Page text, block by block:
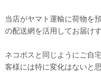
当店がヤマト運輸に荷物を
の配送網を活用してお届け
ネコポスと同じようにご自
客様には特に変化はないと